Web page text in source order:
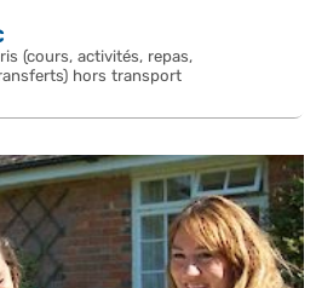
(cours, activités, repas,
hors transport